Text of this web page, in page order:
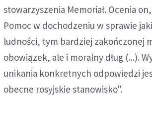
stowarzyszenia Memoriał. Ocenia
Pomoc w dochodzeniu w sprawie
ludności, tym bardziej zakończonej
obowiązek, ale i moralny dług (...).
unikania konkretnych odpowiedzi
obecne rosyjskie stanowisko".